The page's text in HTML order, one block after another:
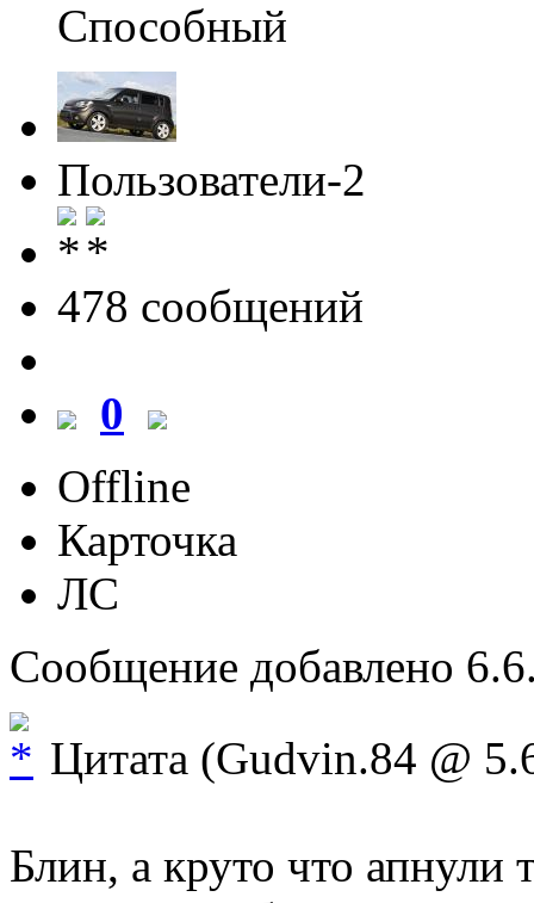
Способный
Пользователи-2
478 cообщений
0
Offline
Карточка
ЛС
Сообщение добавлено
Цитата (Gudvin.84 @
Блин, а круто что